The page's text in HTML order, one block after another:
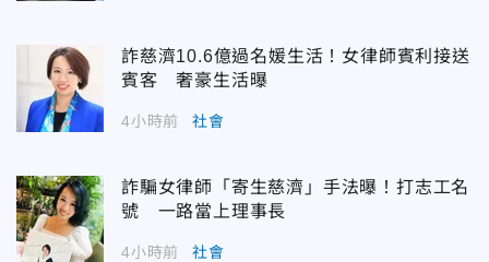
詐慈濟10.6億過名媛生活！女律師賓利接送
賓客 奢豪生活曝
4小時前 社會
詐騙女律師「寄生慈濟」手法曝！打志工名
號 一路當上理事長
4小時前 社會